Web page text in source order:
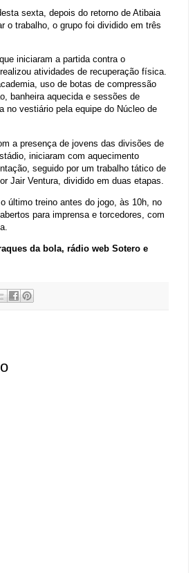
sexta, depois do retorno de Atibaia
o trabalho, o grupo foi dividido em três
iniciaram a partida contra o
atividades de recuperação física.
uso de botas de compressão
banheira aquecida e sessões de
no vestiário pela equipe do Núcleo de
a presença de jovens das divisões de
iniciaram com aquecimento
seguido por um trabalho tático de
Jair Ventura, dividido em duas etapas.
último treino antes do jogo, às 10h, no
para imprensa e torcedores, com
da bola, rádio web Sotero e